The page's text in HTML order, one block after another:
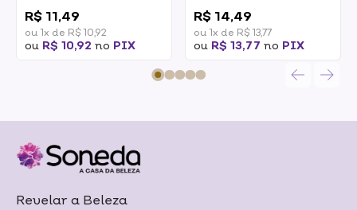
R$ 11,49
ou 1x de R$ 10,92
ou R$ 10,92 no PIX
R$ 14,49
ou 1x de R$ 13,77
ou R$ 13,77 no PIX
Revelar a Beleza